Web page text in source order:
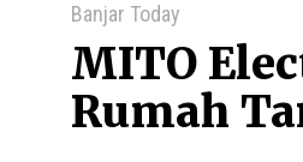
Banjar Today
MITO
Rumah